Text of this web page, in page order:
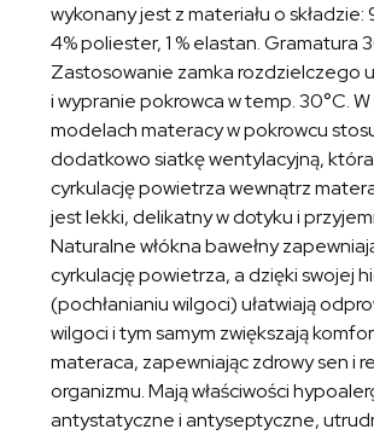
wykonany jest z materiału o składzie:
4% poliester, 1 % elastan. Gramatura
Zastosowanie zamka rozdzielczego
i wypranie pokrowca w temp. 30°C.
modelach materacy w pokrowcu
dodatkowo siatkę wentylacyjną,
cyrkulację powietrza wewnątrz
jest lekki, delikatny w dotyku i
Naturalne włókna bawełny
cyrkulację powietrza, a dzięki swojej
(pochłanianiu wilgoci) ułatwiają
wilgoci i tym samym zwiększają
materaca, zapewniając zdrowy sen i
organizmu. Mają właściwości
antystatyczne i antyseptyczne,